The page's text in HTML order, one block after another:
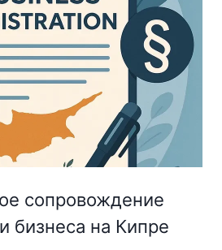
сопровождение
бизнеса на Кипре